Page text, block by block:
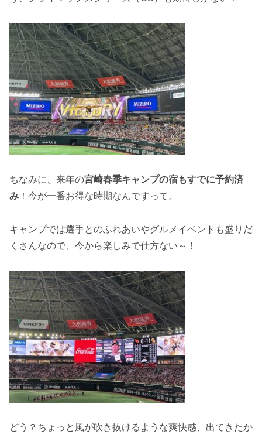
ちなみに、来年の宮崎春季キャンプの宿もすでに予約済
み ！今が一番お得な時期なんですって。
キャンプでは選手とのふれあいやグルメイベントも盛りだ
くさんなので、今から楽しみで仕方ない～！
どう？ちょっと風が吹き抜けるような爽快感、出てきたか